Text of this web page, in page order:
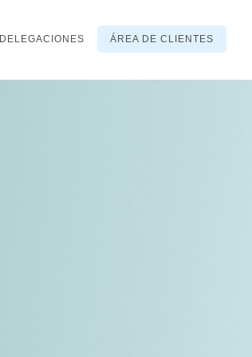
DELEGACIONES ÁREA DE CLIENTES